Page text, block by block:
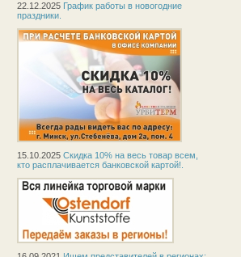
22.12.2025 График работы в новогодние
праздники.
15.10.2025 Скидка 10% на весь товар всем,
кто расплачивается банковской картой!.